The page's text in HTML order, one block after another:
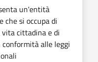
un'entità
si occupa di
cittadina e di
alle leggi